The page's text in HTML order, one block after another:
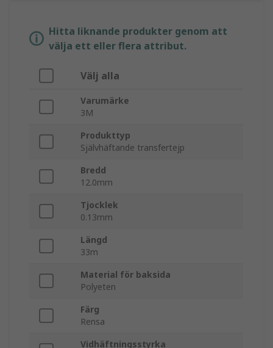
Hitta liknande produkter genom att
välja ett eller flera attribut.
Välj alla
Varumärke
3M
Produkttyp
Självhäftande transfertejp
Bredd
12.0mm
Tjocklek
0.13mm
Längd
33m
Material för baksida
Polyeten
Färg
Rensa
Vidhäftningsstyrka